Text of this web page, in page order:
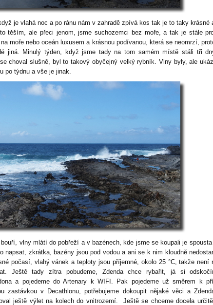
je vlahá noc a po ránu nám v zahradě zpívá kos tak je to taky krásné
těším, ale přeci jenom, jsme suchozemci bez moře, a tak je stále
moře nebo oceán luxusem a krásnou podívanou, která se neomrzí,
jiná. Minulý týden, když jsme tady na tom samém místě stáli tři
choval slušně, byl to takový obyčejný velký rybník. Vlny byly, ale
po týdnu a vše je jinak.
vlny mlátí do pobřeží a v bazénech, kde jsme se koupali je spousta
napsat, zkrátka, bazény jsou pod vodou a ani se k nim kloudně
počasí, vlahý vánek a teploty jsou příjemné, okolo 25 °C, takže není
Ještě tady zítra pobudeme, Zdenda chce rybařit, já si
a pojedeme do Artenary k WIFI. Pak pojedeme už směrem k
zastávkou v Decathlonu, potřebujeme dokoupit nějaké věci a
ještě výlet na kolech do vnitrozemí. Ještě se chceme docela